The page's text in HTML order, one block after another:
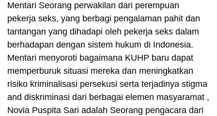
Mentari Seorang perwakilan dari perempuan
pekerja seks, yang berbagi pengalaman pahit dan
tantangan yang dihadapi oleh pekerja seks dalam
berhadapan dengan sistem hukum di Indonesia.
Mentari menyoroti bagaimana KUHP baru dapat
memperburuk situasi mereka dan meningkatkan
risiko kriminalisasi persekusi serta terjadinya stigma
and diskriminasi dari berbagai elemen masyaramat ,
Novia Puspita Sari adalah Seorang pengacara dari